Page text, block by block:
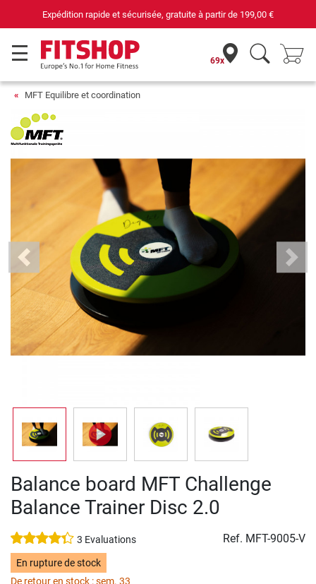
69 magasins avec 75 techniciens
69x
MFT Equilibre et coordination
Previous Next
Balance board MFT Challenge
Balance Trainer Disc 2.0
3 Evaluations Ref. MFT-9005-V
En rupture de stock
De retour en stock : sem. 33